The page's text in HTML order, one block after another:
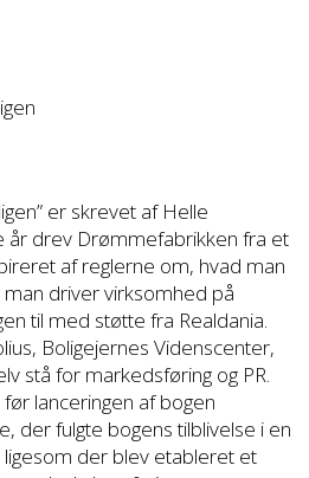
er skrevet af Helle
år drev Drømmefabrikken fra et
af reglerne om, hvad man
driver virksomhed på
til med støtte fra Realdania.
Boligejernes Videnscenter,
stå for markedsføring og PR.
lanceringen af bogen
der fulgte bogens tilblivelse i en
der blev etableret et